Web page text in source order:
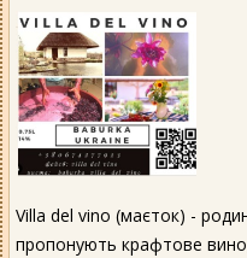
Villa del vino (маєток) -
пропонують крафтове